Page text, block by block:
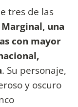
tres de las
Marginal, una
con mayor
. Su personaje,
y oscuro